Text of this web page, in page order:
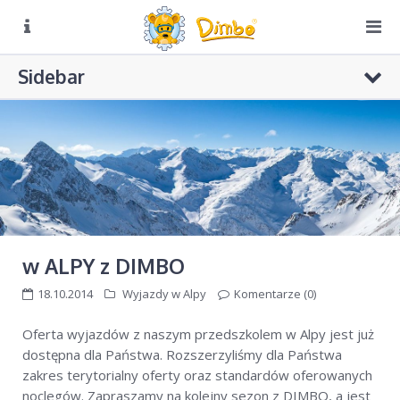
Biuro czynne:
O NAS
DIMBO W ALPACH
DIMBO W POLSCE
LATO
GALERIA
Sidebar
KONKURS CZAPKI
KONKURS RUSIN-SKI
Konkursy Dimbo w radiowej „Trójce”
KONKURS Dimbo! – do wygrania grudniowy pobyt w hotelu
4**** w Val di Sole
Puchar Dimbo w Bukowinie Tatrzańskiej
w ALPY z DIMBO
18.10.2014 Wyjazdy w Alpy Komentarze (0)
Oferta wyjazdów z naszym przedszkolem w Alpy jest już
dostępna dla Państwa. Rozszerzyliśmy dla Państwa
zakres terytorialny oferty oraz standardów oferowanych
noclegów. Zapraszamy na kolejny sezon z DIMBO, a jest